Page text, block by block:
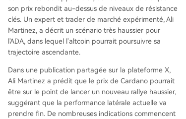
son prix rebondit au-dessus de niveaux de résistance
clés. Un expert et trader de marché expérimenté, Ali
Martinez, a décrit un scénario très haussier pour
l'ADA, dans lequel l'altcoin pourrait poursuivre sa
trajectoire ascendante.
Dans une publication partagée sur la plateforme X,
Ali Martinez a prédit que le prix de Cardano pourrait
être sur le point de lancer un nouveau rallye haussier,
suggérant que la performance latérale actuelle va
prendre fin. De nombreuses indications commencent